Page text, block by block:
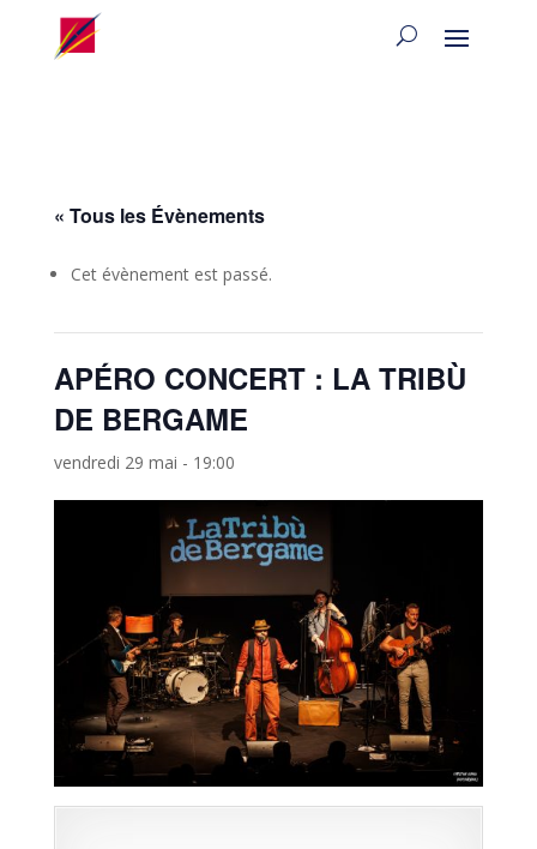
« Tous les Évènements
Cet évènement est passé.
APÉRO CONCERT : LA TRIBÙ
DE BERGAME
vendredi 29 mai - 19:00